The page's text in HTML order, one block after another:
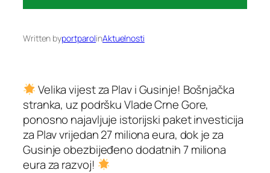
Written byportparolinAktuelnosti
Velika vijest za Plav i Gusinje! Bošnjačka
stranka, uz podršku Vlade Crne Gore,
ponosno najavljuje istorijski paket investicija
za Plav vrijedan 27 miliona eura, dok je za
Gusinje obezbijeđeno dodatnih 7 miliona
eura za razvoj!